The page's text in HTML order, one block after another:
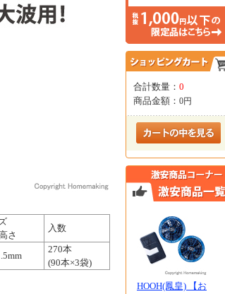
さ
入数
270本
(90本×3袋)
合計数量： 0
商品金額： 0円
HOOH(鳳皇) 【お